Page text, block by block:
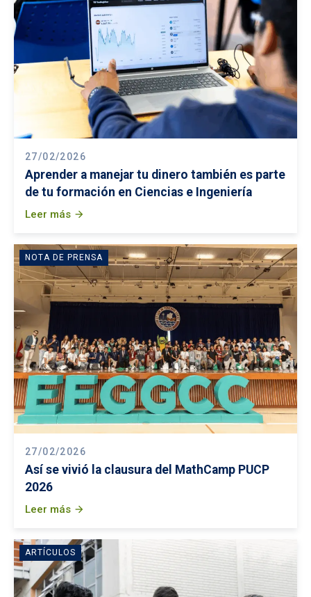
27/02/2026
Aprender a manejar tu dinero también es parte
de tu formación en Ciencias e Ingeniería
Leer más arrow_forward
NOTA DE PRENSA
27/02/2026
Así se vivió la clausura del MathCamp PUCP
2026
Leer más arrow_forward
ARTÍCULOS